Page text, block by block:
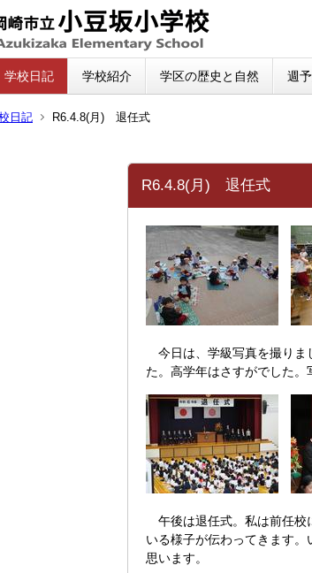
学校日記 学校紹介 学区の歴史と自然 週
日記 R6.4.8(月) 退任式
R6.4.8(月) 退任式
今日は、学級写真を撮りま
た。高学年はさすがでした。
午後は退任式。私は前任校
いる様子が伝わってきます
思います。